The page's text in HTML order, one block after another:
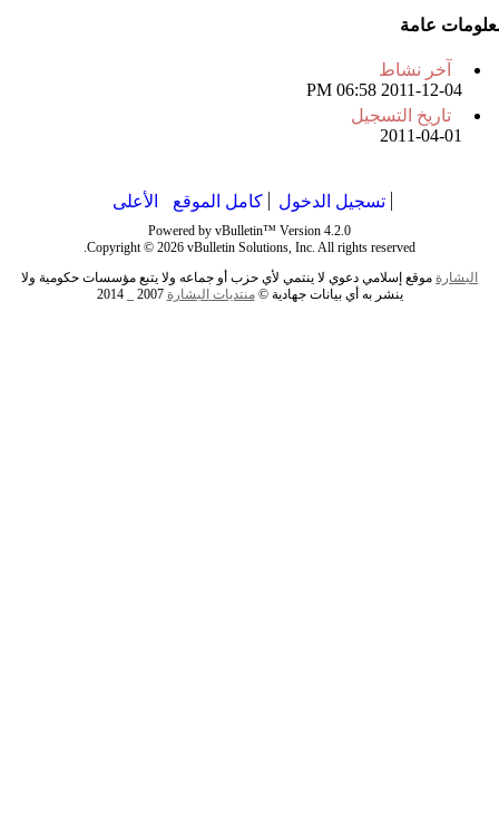
عامة
آخر نشاط
2011-12-04
06:58 PM
تاريخ التسجيل
2011-04-01
تسجيل الدخول كامل الموقع الأعلى
Powered by vBulletin™ Version 4.2.0
Copyright © 2026 vBulletin Solutions, Inc. All rights reserved.
البشارة موقع إسلامي دعوي لا ينتمي لأي حزب أو جماعه ولا يتبع مؤسسات حكومية ولا
ينشر به أي بيانات جهادية © منتديات البشارة 2007 _ 2014